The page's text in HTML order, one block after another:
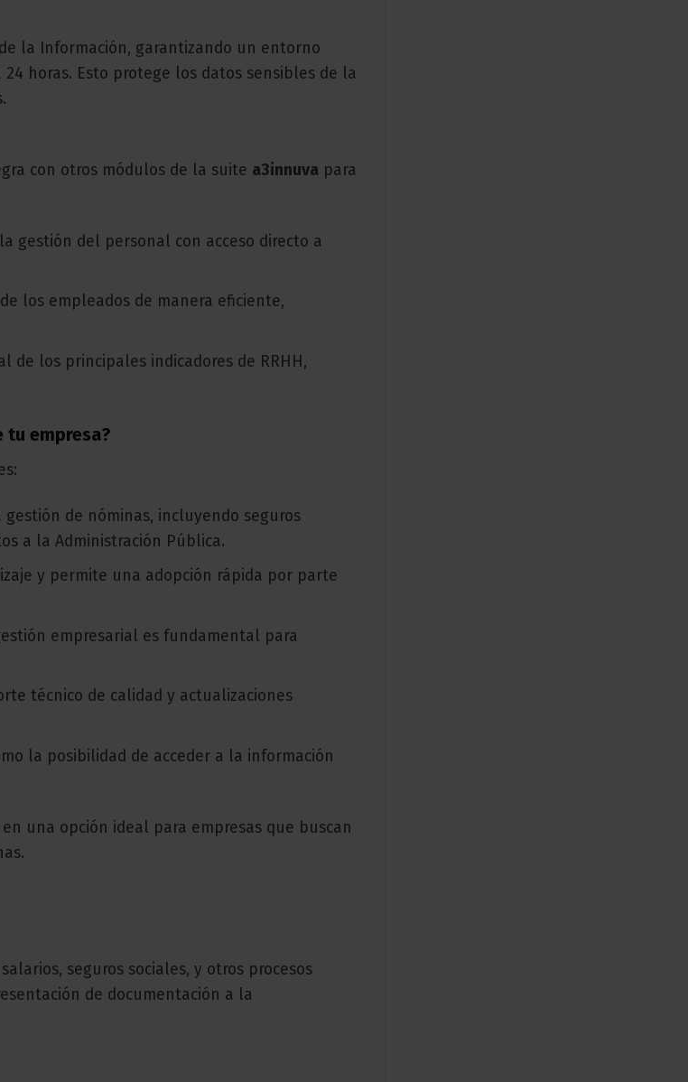
la Información, garantizando un entorno
horas. Esto protege los datos sensibles de la
con otros módulos de la suite a3innuva para
gestión del personal con acceso directo a
los empleados de manera eficiente,
de los principales indicadores de RRHH,
tu empresa?
de nóminas, incluyendo seguros
a la Administración Pública.
y permite una adopción rápida por parte
empresarial es fundamental para
técnico de calidad y actualizaciones
la posibilidad de acceder a la información
una opción ideal para empresas que buscan
seguros sociales, y otros procesos
de documentación a la